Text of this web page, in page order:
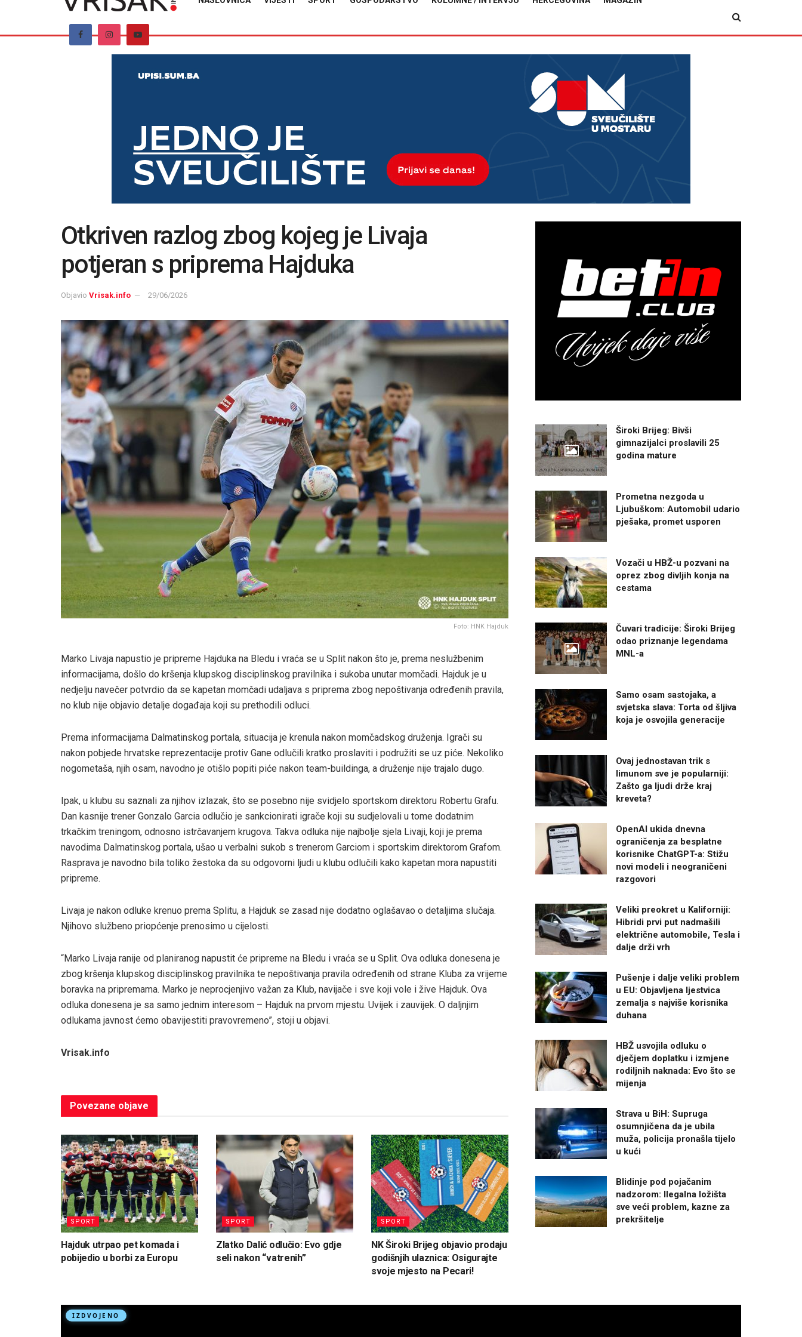
Otkriven razlog zbog kojeg je Livaja
potjeran s priprema Hajduka
Objavio Vrisak.info 29/06/2026
Foto: HNK Hajduk
Marko Livaja napustio je pripreme Hajduka na Bledu i vraća se u Split nakon što je, prema neslužbenim
informacijama, došlo do kršenja klupskog disciplinskog pravilnika i sukoba unutar momčadi. Hajduk je u
nedjelju navečer potvrdio da se kapetan momčadi udaljava s priprema zbog nepoštivanja određenih pravila,
no klub nije objavio detalje događaja koji su prethodili odluci.
Prema informacijama Dalmatinskog portala, situacija je krenula nakon momčadskog druženja. Igrači su
nakon pobjede hrvatske reprezentacije protiv Gane odlučili kratko proslaviti i podružiti se uz piće. Nekoliko
nogometaša, njih osam, navodno je otišlo popiti piće nakon team-buildinga, a druženje nije trajalo dugo.
Ipak, u klubu su saznali za njihov izlazak, što se posebno nije svidjelo sportskom direktoru Robertu Grafu.
Dan kasnije trener Gonzalo Garcia odlučio je sankcionirati igrače koji su sudjelovali u tome dodatnim
trkačkim treningom, odnosno istrčavanjem krugova. Takva odluka nije najbolje sjela Livaji, koji je prema
navodima Dalmatinskog portala, ušao u verbalni sukob s trenerom Garciom i sportskim direktorom Grafom.
Rasprava je navodno bila toliko žestoka da su odgovorni ljudi u klubu odlučili kako kapetan mora napustiti
pripreme.
Livaja je nakon odluke krenuo prema Splitu, a Hajduk se zasad nije dodatno oglašavao o detaljima slučaja.
Njihovo službeno priopćenje prenosimo u cijelosti.
“Marko Livaja ranije od planiranog napustit će pripreme na Bledu i vraća se u Split. Ova odluka donesena je
zbog kršenja klupskog disciplinskog pravilnika te nepoštivanja pravila određenih od strane Kluba za vrijeme
boravka na pripremama. Marko je neprocjenjivo važan za Klub, navijače i sve koji vole i žive Hajduk. Ova
odluka donesena je sa samo jednim interesom – Hajduk na prvom mjestu. Uvijek i zauvijek. O daljnjim
odlukama javnost ćemo obavijestiti pravovremeno”, stoji u objavi.
Vrisak.info
Povezane objave
SPORT
Hajduk utrpao pet komada i
pobijedio u borbi za Europu
SPORT
Zlatko Dalić odlučio: Evo gdje
seli nakon “vatrenih”
SPORT
NK Široki Brijeg objavio prodaju
godišnjih ulaznica: Osigurajte
svoje mjesto na Pecari!
Široki Brijeg: Bivši
gimnazijalci proslavili 25
godina mature
Prometna nezgoda u
Ljubuškom: Automobil udario
pješaka, promet usporen
Vozači u HBŽ-u pozvani na
oprez zbog divljih konja na
cestama
Čuvari tradicije: Široki Brijeg
odao priznanje legendama
MNL-a
Samo osam sastojaka, a
svjetska slava: Torta od šljiva
koja je osvojila generacije
Ovaj jednostavan trik s
limunom sve je popularniji:
Zašto ga ljudi drže kraj
kreveta?
OpenAI ukida dnevna
ograničenja za besplatne
korisnike ChatGPT-a: Stižu
novi modeli i neograničeni
razgovori
Veliki preokret u Kaliforniji:
Hibridi prvi put nadmašili
električne automobile, Tesla i
dalje drži vrh
Pušenje i dalje veliki problem
u EU: Objavljena ljestvica
zemalja s najviše korisnika
duhana
HBŽ usvojila odluku o
dječjem doplatku i izmjene
rodiljnih naknada: Evo što se
mijenja
Strava u BiH: Supruga
osumnjičena da je ubila
muža, policija pronašla tijelo
u kući
Blidinje pod pojačanim
nadzorom: Ilegalna ložišta
sve veći problem, kazne za
prekršitelje